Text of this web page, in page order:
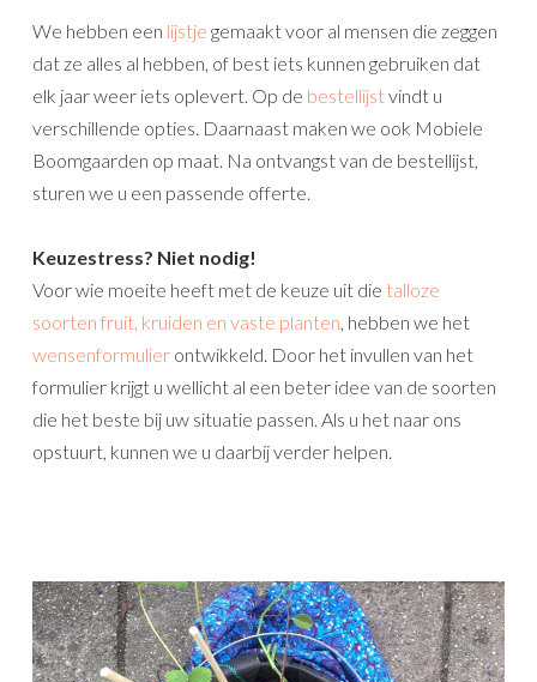
We hebben een lijstje gemaakt voor al mensen die zeggen
dat ze alles al hebben, of best iets kunnen gebruiken dat
elk jaar weer iets oplevert. Op de bestellijstvindt u
verschillende opties. Daarnaast maken we ook Mobiele
Boomgaarden op maat. Na ontvangst van de bestellijst,
sturen we u een passende offerte.
Keuzestress? Niet nodig!
Voor wie moeite heeft met de keuze uit die talloze
soorten fruit, kruiden en vaste planten, hebben we het
wensenformulier ontwikkeld. Door het invullen van het
formulier krijgt u wellicht al een beter idee van de soorten
die het beste bij uw situatie passen. Als u het naar ons
opstuurt, kunnen we u daarbij verder helpen.